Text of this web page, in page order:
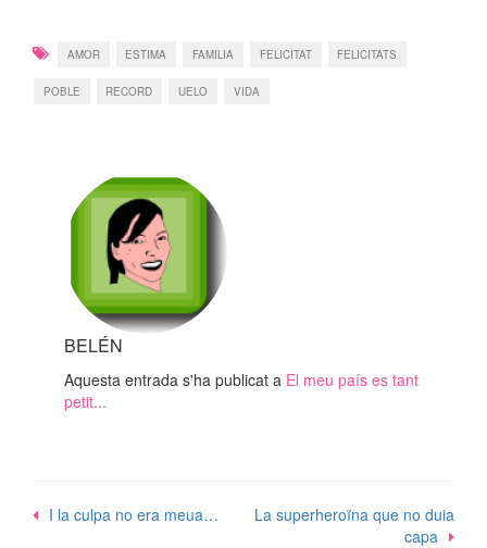
AMOR ESTIMA FAMILIA FELICITAT FELICITATS
POBLE RECORD UELO VIDA
BELÉN
Aquesta entrada s'ha publicat a El meu país es tant
petit...
Navegació
I la culpa no era meua…
La superheroïna que no duia
capa